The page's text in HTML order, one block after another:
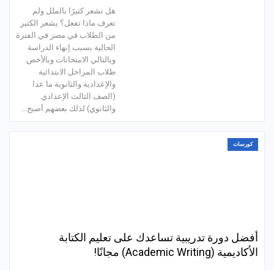
هل تشعر كثيرًا بالملل ولم
تعرف ماذا تفعل؟ يشعر الكثير
من الطلاب في مصر في الفترة
الحالية بسبب إنهاء الدراسة
وبالتالي الامتحانات وبالأخص
طلاب المراحل الابتدائية
والإعدادية والثانوية ما عدا
(الصف الثالث الإعدادي
والثانوي) لذلك بعضهم أصبح…
كورسات
أفضل دورة تدريبية تساعدك على تعليم الكتابة
الأكاديمية (Academic Writing) مجانًا!